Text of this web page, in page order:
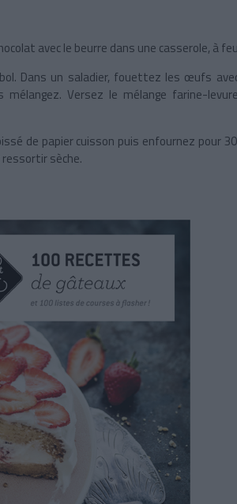
avec le beurre dans une casserole, à
Dans un saladier, fouettez les œufs
Versez le mélange farine-
de papier cuisson puis enfournez pour
ressortir sèche.